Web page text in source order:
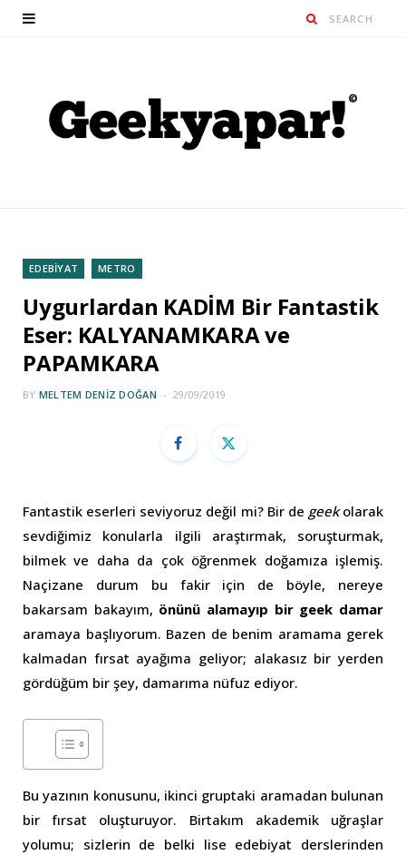
EDEBİYAT METRO
Uygurlardan KADİM Bir Fantastik
Eser: KALYANAMKARA ve
PAPAMKARA
BY MELTEM DENIZ DOĞAN 29/09/2019
Fantastik eserleri seviyoruz değil mi? Bir de geekolarak
sevdiğimiz konularla ilgili araştırmak, soruşturmak,
bilmek ve daha da çok öğrenmek doğamıza işlemiş.
Naçizane durum bu fakir için de böyle, nereye
bakarsam bakayım, önünü alamayıp bir geek damar
aramaya başlıyorum. Bazen de benim aramama gerek
kalmadan fırsat ayağıma geliyor; alakasız bir yerden
gördüğüm bir şey, damarıma nüfuz ediyor.
Bu yazının konusunu, ikinci gruptaki aramadan bulunan
bir fırsat oluşturuyor. Birtakım akademik uğraşlar
yolumu; sizlerin de belki lise edebiyat derslerinden